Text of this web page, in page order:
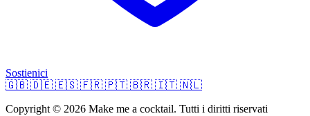
Sostienici
🇬🇧 🇩🇪 🇪🇸 🇫🇷 🇵🇹 🇧🇷 🇮🇹 🇳🇱
Copyright © 2026 Make me a cocktail. Tutti i diritti riservati